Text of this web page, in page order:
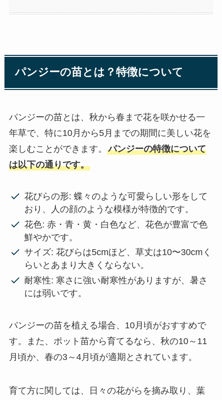
パンジーの苗とは？特徴について
パンジーの苗とは、秋から春まで花を咲かせる一
年草で、特に10月から5月までの期間に美しい花を
楽しむことができます。 パンジーの特徴について
は以下の通りです。
花びらの形: 蝶々のような可愛らしい形をして
おり、人の顔のような模様が特徴的です。
花色: 赤・青・黄・白色など、花色が豊富で色
鮮やかです。
サイズ: 花びらは5cmほど、草丈は10〜30cmく
らいとあまり大きくならない。
耐寒性: 寒さに強い耐寒性がありますが、暑さ
には弱いです。
パンジーの苗を植える場合、10月頃がおすすめで
す。また、ポット苗から育てるなら、秋の10～11
月頃か、春の3～4月頃が適期とされています。
育て方に関しては、日々の花がらを摘み取り、葉